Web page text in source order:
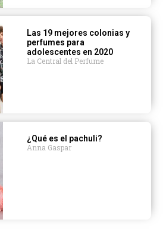
Las 19 mejores colonias y
perfumes para
adolescentes en 2020
La Central del Perfume
¿Qué es el pachuli?
Anna Gaspar